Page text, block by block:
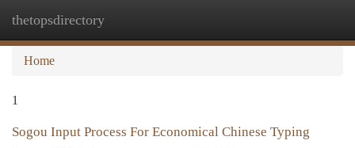
thetopsdirectory
Home
1
Sogou Input Process For Economical Chinese Typing